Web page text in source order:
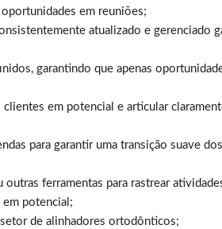
em reuniões;
atualizado e gerenciado
garantindo que apenas
em potencial e articular
para garantir uma transição suave
ferramentas para rastrear
potencial;
de alinhadores ortodônticos;